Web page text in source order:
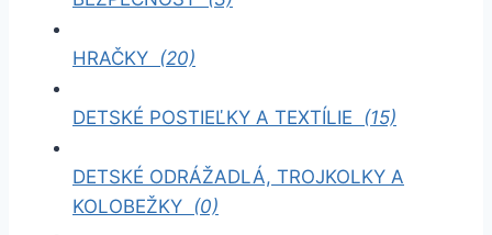
HRAČKY (20)
DETSKÉ POSTIEĽKY A TEXTÍLIE (15)
DETSKÉ ODRÁŽADLÁ, TROJKOLKY A
KOLOBEŽKY (0)